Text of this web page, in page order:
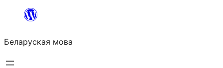
Перайсці
змесціва
Беларуская мова